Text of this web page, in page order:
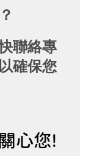
聯絡專
確保您